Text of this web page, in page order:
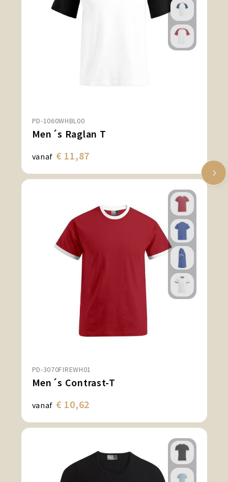
PD-1060WHBL00
Men´s Raglan T
vanaf € 11,87
PD-3070FIREWH01
Men´s Contrast-T
vanaf € 10,62